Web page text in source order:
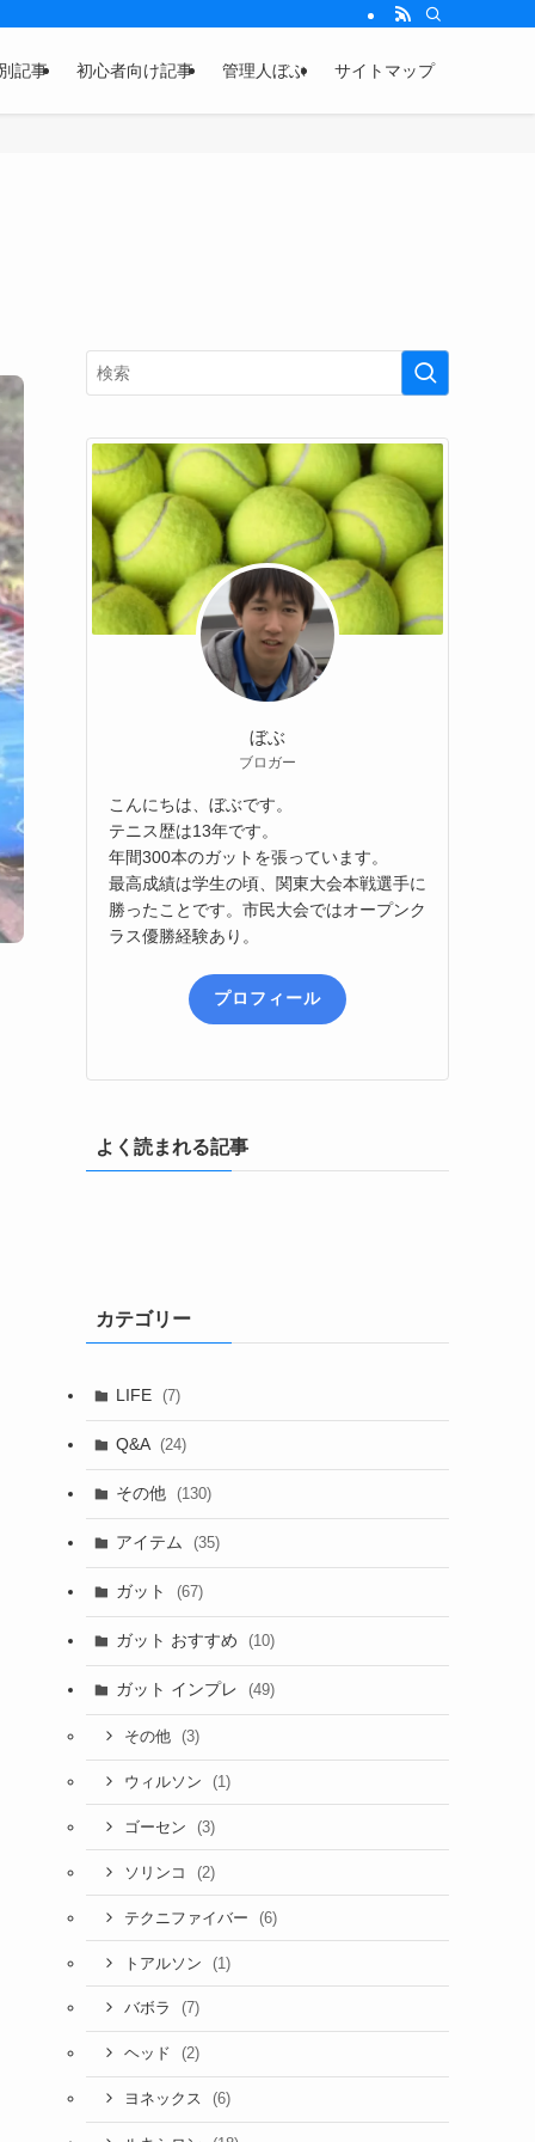
記事 初心者向け記事 管理人ぼぶ サイトマップ
ぼぶ
ブロガー
こんにちは、ぼぶです。
テニス歴は13年です。
年間300本のガットを張っています。
最高成績は学生の頃、関東大会本戦選手に
勝ったことです。市民大会ではオープンク
ラス優勝経験あり。
プロフィール
よく読まれる記事
カテゴリー
LIFE (7)
Q&A (24)
その他 (130)
アイテム (35)
ガット (67)
ガット おすすめ (10)
ガット インプレ (49)
その他 (3)
ウィルソン (1)
ゴーセン (3)
ソリンコ (2)
テクニファイバー (6)
トアルソン (1)
バボラ (7)
ヘッド (2)
ヨネックス (6)